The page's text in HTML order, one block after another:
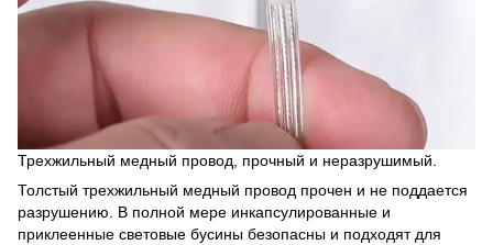
Трехжильный медный провод, прочный и неразрушимый.
Толстый трехжильный медный провод прочен и не поддается
разрушению. В полной мере инкапсулированные и
приклеенные световые бусины безопасны и подходят для